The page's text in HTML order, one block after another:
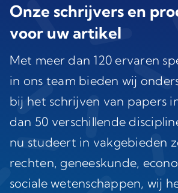
Onze schrijvers en
voor uw artikel
Met meer dan 120 ervaren
in ons team bieden wij
bij het schrijven van papers
dan 50 verschillende
nu studeert in vakgebieden
rechten, geneeskunde,
sociale wetenschappen, wij